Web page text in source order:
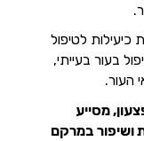
כיעילות לטיפול
בעור בעייתי,
העור.
מסייע
ושיפור במרקם